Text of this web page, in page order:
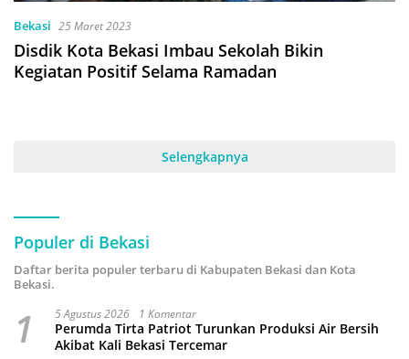
Bekasi 25 Maret 2023
Disdik Kota Bekasi Imbau Sekolah Bikin
Kegiatan Positif Selama Ramadan
Selengkapnya
Populer di Bekasi
Daftar berita populer terbaru di Kabupaten Bekasi dan Kota
Bekasi.
1 5 Agustus 2026 1 Komentar
Perumda Tirta Patriot Turunkan Produksi Air Bersih
Akibat Kali Bekasi Tercemar